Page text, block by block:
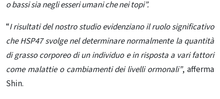
o bassi sia negli esseri umani che nei topi”.
“I risultati del nostro studio evidenziano il ruolo significativo
che HSP47 svolge nel determinare normalmente la quantità
di grasso corporeo di un individuo e in risposta a vari fattori
come malattie o cambiamenti dei livelli ormonali”, afferma
Shin.